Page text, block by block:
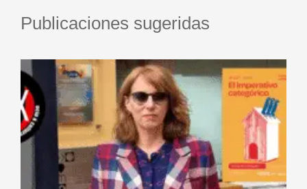
Publicaciones sugeridas